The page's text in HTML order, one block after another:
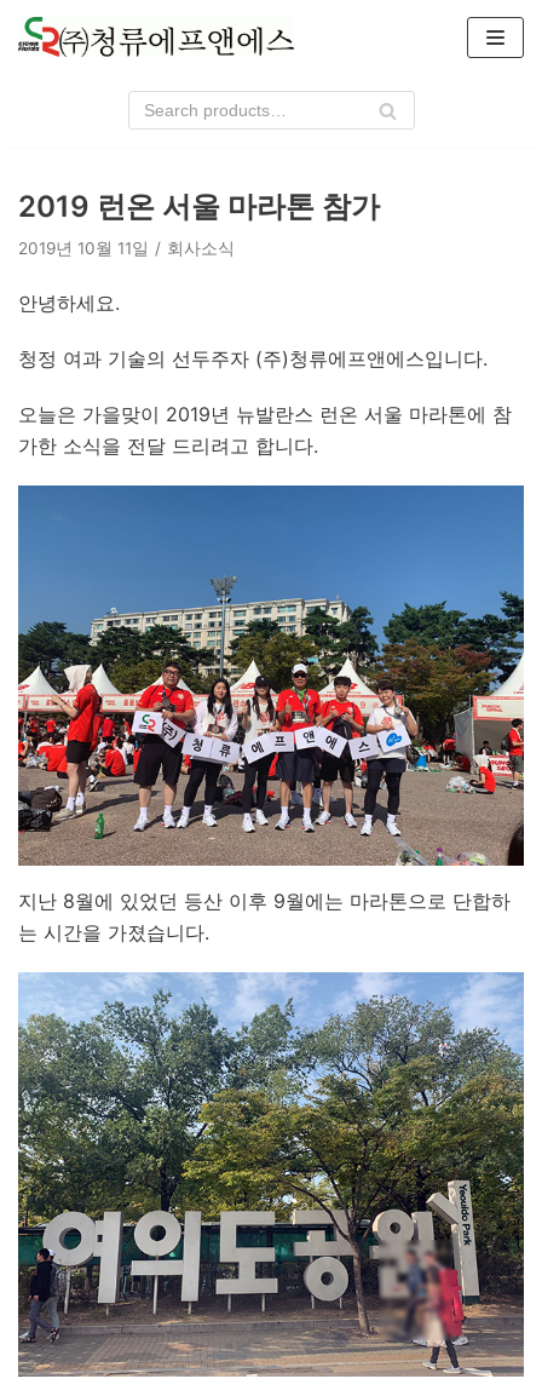
콘
텐
뛰
기
2019 런온 서울 마라톤 참가
2019년 10월 11일 회사소식
안녕하세요.
청정 여과 기술의 선두주자 (주)청류에프앤에스입니다.
​오늘은 가을맞이 2019년 뉴발란스 런온 서울 마라톤에 참
가한 소식을 전달 드리려고 합니다.
지난 8월에 있었던 등산 이후 9월에는 마라톤으로 단합하
는 시간을 가졌습니다.